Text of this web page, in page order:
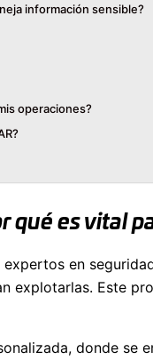
información sensible?
operaciones?
qué es vital
en
explotarlas. Este
donde